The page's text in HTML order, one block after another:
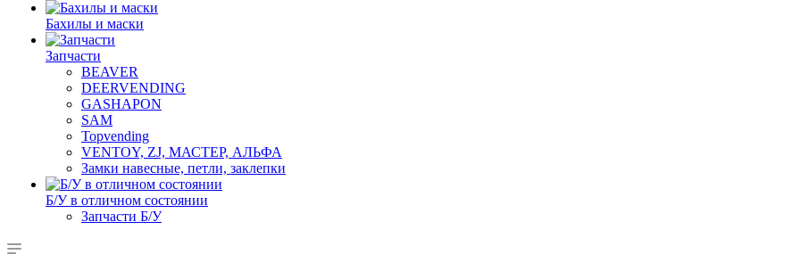
Бахилы и маски
Запчасти
BEAVER
DEERVENDING
GASHAPON
SAM
Topvending
VENTOY, ZJ, МАСТЕР, АЛЬФА
Замки навесные, петли, заклепки
Б/У в отличном состоянии
Запчасти Б/У